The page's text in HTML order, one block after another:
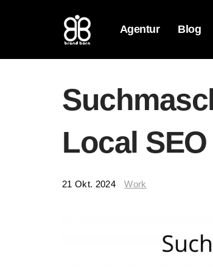
Agentur Blog
Local
21 Okt. 2024 Work